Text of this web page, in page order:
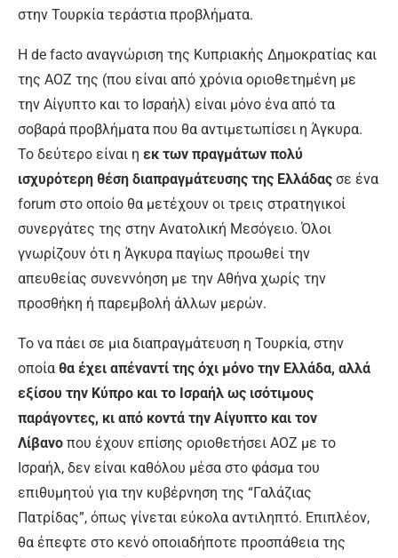
στην Τουρκία τεράστια προβλήματα.
Η de facto αναγνώριση της Κυπριακής Δημοκρατίας και
της ΑΟΖ της (που είναι από χρόνια οριοθετημένη με
την Αίγυπτο και το Ισραήλ) είναι μόνο ένα από τα
σοβαρά προβλήματα που θα αντιμετωπίσει η Άγκυρα.
Το δεύτερο είναι η εκ των πραγμάτων πολύ
ισχυρότερη θέση διαπραγμάτευσης της Ελλάδας σε ένα
forum στο οποίο θα μετέχουν οι τρεις στρατηγικοί
συνεργάτες της στην Ανατολική Μεσόγειο. Όλοι
γνωρίζουν ότι η Άγκυρα παγίως προωθεί την
απευθείας συνεννόηση με την Αθήνα χωρίς την
προσθήκη ή παρεμβολή άλλων μερών.
Το να πάει σε μια διαπραγμάτευση η Τουρκία, στην
οποία θα έχει απέναντί της όχι μόνο την Ελλάδα, αλλά
εξίσου την Κύπρο και το Ισραήλ ως ισότιμους
παράγοντες, κι από κοντά την Αίγυπτο και τον
Λίβανο που έχουν επίσης οριοθετήσει ΑΟΖ με το
Ισραήλ, δεν είναι καθόλου μέσα στο φάσμα του
επιθυμητού για την κυβέρνηση της “Γαλάζιας
Πατρίδας”, όπως γίνεται εύκολα αντιληπτό. Επιπλέον,
θα έπεφτε στο κενό οποιαδήποτε προσπάθεια της